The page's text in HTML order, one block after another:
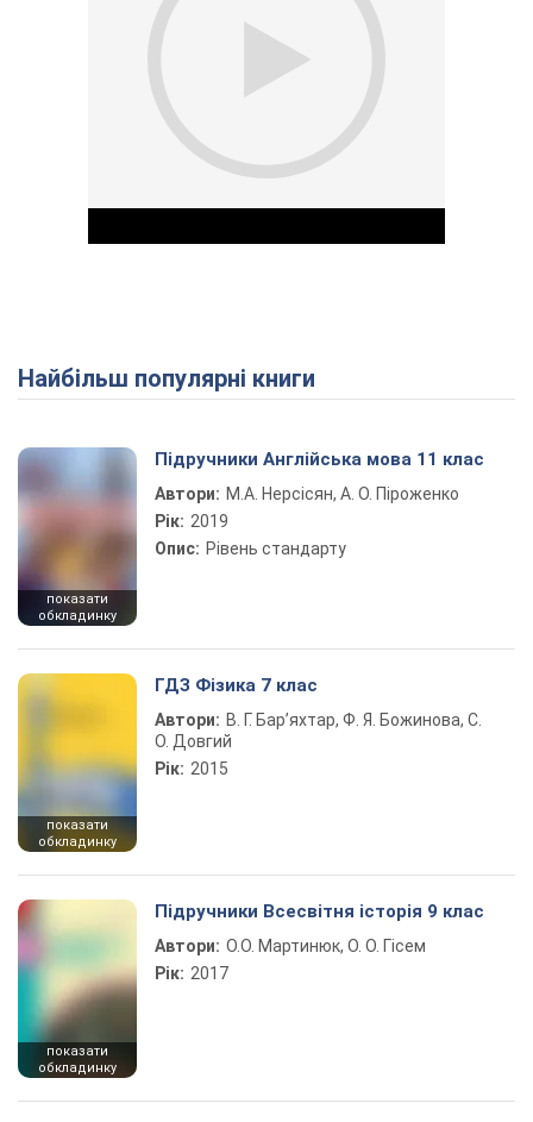
Play Video
Найбільш популярні книги
показати
обкладинку
Підручники Англійська мова 11 клас
Автори: М.А. Нерсісян, А. О. Піроженко
Рік: 2019
Опис: Рівень стандарту
показати
обкладинку
ГДЗ Фізика 7 клас
Автори: В. Г. Бар’яхтар, Ф. Я. Божинова, С.
О. Довгий
Рік: 2015
показати
обкладинку
Підручники Всесвітня історія 9 клас
Автори: О.О. Мартинюк, О. О. Гісем
Рік: 2017